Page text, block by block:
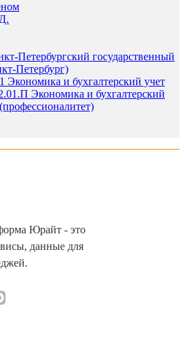
Петербургский государственный
Петербург)
Экономика и бухгалтерский учет
Экономика и бухгалтерский
Юрайт - это
данные для